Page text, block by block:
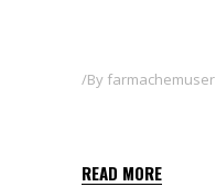
By farmachemuser
READ MORE